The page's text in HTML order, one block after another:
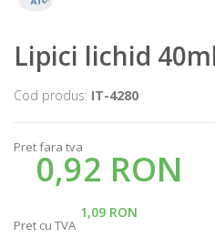
Lipici lichid
Cod produs: IT-4280
Pret fara tva
0,92 RON
1,09 RON
Pret cu TVA